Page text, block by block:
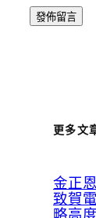
更多文
金正
致賀